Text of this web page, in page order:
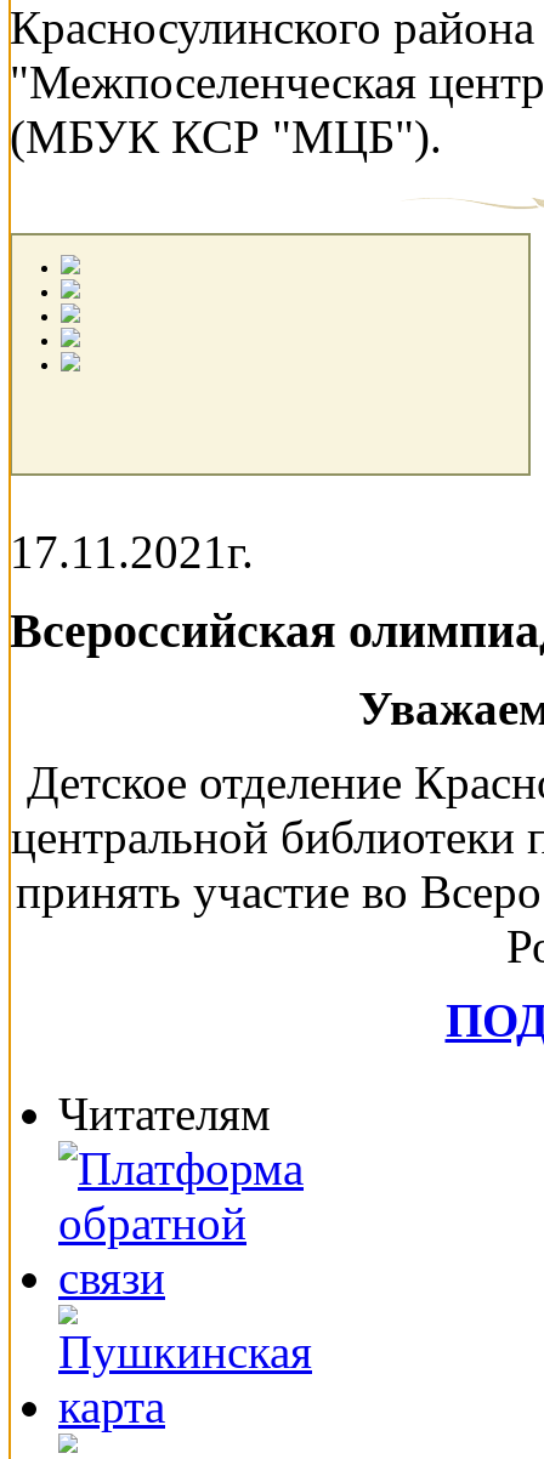
Красносулинского района
"Межпоселенческая
(МБУК КСР "МЦБ").
17.11.2021г.
Всероссийская
Детское отделение
центральной библиотеки
принять участие во
Читателям